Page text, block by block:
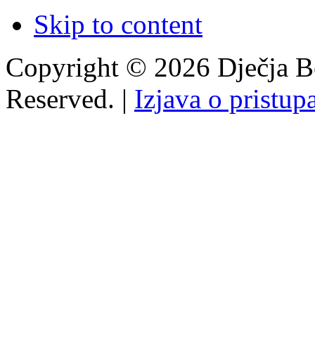
Skip to content
Copyright © 2026 Dječja
Reserved. | Izjava o